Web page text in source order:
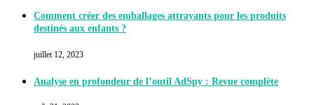
Comment créer des emballages attrayants pour les produits
destinés aux enfants ?
juillet 12, 2023
Analyse en profondeur de l’outil AdSpy : Revue complète